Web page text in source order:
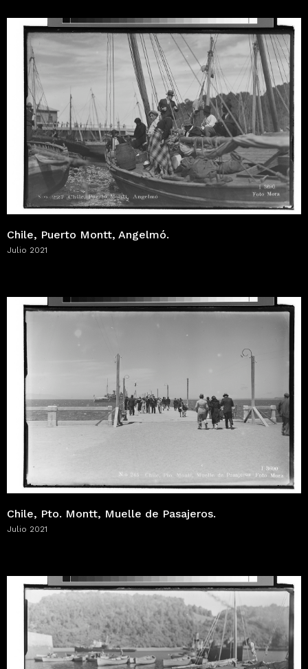
Chile, Puerto Montt, Angelmó.
Julio 2021
Chile, Pto. Montt, Muelle de Pasajeros.
Julio 2021